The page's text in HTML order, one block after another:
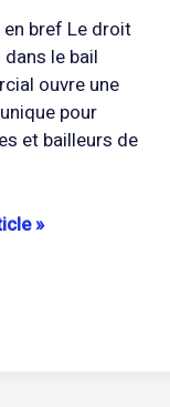
en bref Le droit
dans le bail
ouvre une
pour
et bailleurs de
»